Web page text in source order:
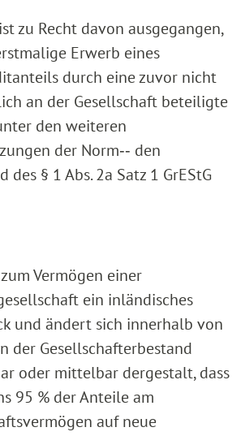
zu Recht davon ausgegangen,
Erwerb eines
durch eine zuvor nicht
an der Gesellschaft beteiligte
den weiteren
der Norm‑‑ den
des § 1 Abs. 2a Satz 1 GrEStG
Vermögen einer
ein inländisches
und ändert sich innerhalb von
der Gesellschafterbestand
oder mittelbar dergestalt, dass
95 % der Anteile am
auf neue